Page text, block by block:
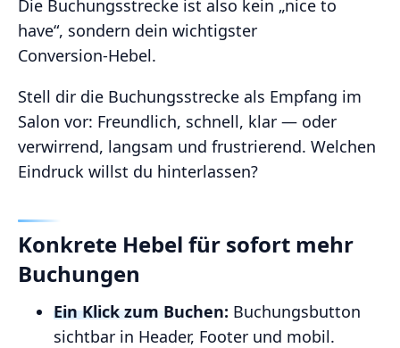
Die Buchungsstrecke ist also kein „nice to
have“, sondern dein wichtigster
Conversion‑Hebel.
Stell dir die Buchungsstrecke als Empfang im
Salon vor: Freundlich, schnell, klar — oder
verwirrend, langsam und frustrierend. Welchen
Eindruck willst du hinterlassen?
Konkrete Hebel für sofort mehr
Buchungen
Ein Klick zum Buchen: Buchungsbutton
sichtbar in Header, Footer und mobil.